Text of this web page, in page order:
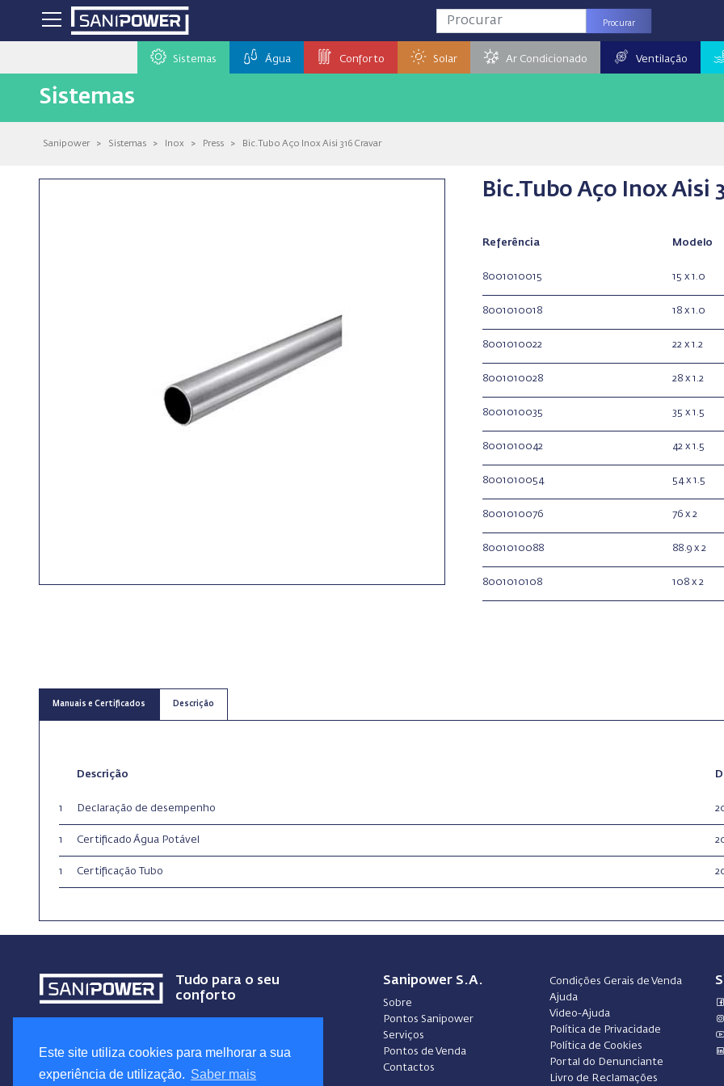
Este site utiliza cookies para melhorar a sua
experiência de utilização. Saber mais
Procurar
Sistemas Água Conforto Solar Ar Condicionado Ventilação
Sistemas
Sanipower > Sistemas > Inox > Press > Bic.Tubo Aço Inox Aisi 316 Cravar
Bic.Tubo Aço Inox Aisi
Referência Modelo
8001010015 15 x 1.0
8001010018 18 x 1.0
8001010022 22 x 1.2
8001010028 28 x 1.2
8001010035 35 x 1.5
8001010042 42 x 1.5
8001010054 54 x 1.5
8001010076 76 x 2
8001010088 88.9 x 2
8001010108 108 x 2
Manuais e Certificados Descrição
Descrição
1 Declaração de desempenho
1 Certificado Água Potável
1 Certificação Tubo
Tudo para o seu
conforto
Sanipower S.A.
Sobre
Pontos Sanipower
Serviços
Pontos de Venda
Contactos
Condições Gerais de Venda
Ajuda
Video-Ajuda
Política de Privacidade
Política de Cookies
Portal do Denunciante
Livro de Reclamações